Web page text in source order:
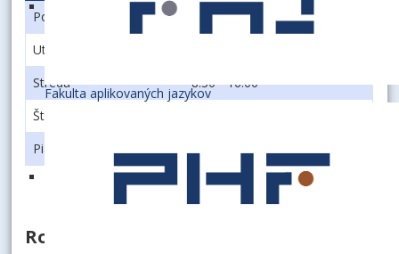
Fakulta aplikovaných jazykov
Pondelok
8.30 - 16.00
Utorok
Streda
8.30 - 16.00
Štvrtok
Piatok
Rozmnožovne: